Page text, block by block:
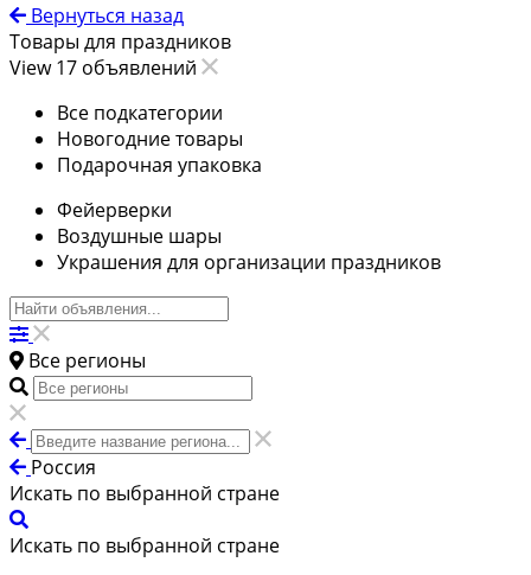
Вернуться назад
Товары для праздников
View 17 объявлений
Все подкатегории
Новогодние товары
Подарочная упаковка
Фейерверки
Воздушные шары
Украшения для организации праздников
Все регионы
Россия
Искать по выбранной стране
Искать по выбранной стране